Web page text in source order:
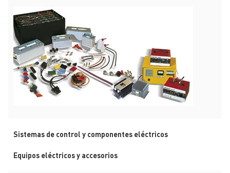
Sistemas de control y componentes eléctricos
Equipos eléctricos y accesorios